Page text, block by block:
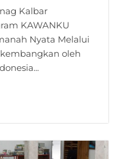
Kalbar
KAWANKU
Nyata Melalui
oleh